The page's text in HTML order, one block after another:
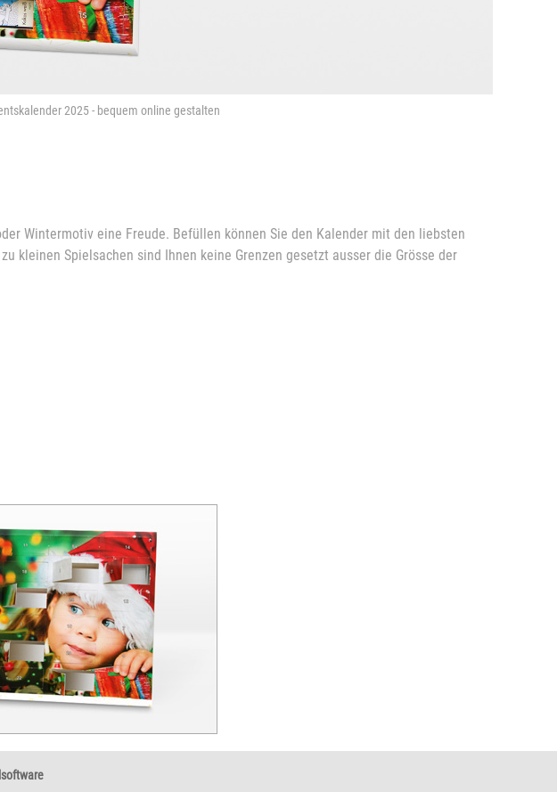
2025 - bequem online gestalten
Wintermotiv eine Freude. Befüllen können Sie den Kalender mit den liebsten
kleinen Spielsachen sind Ihnen keine Grenzen gesetzt ausser die Grösse der